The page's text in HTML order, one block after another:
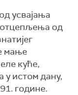
усвајања
од
мање
куће,
у истом дану,
године.